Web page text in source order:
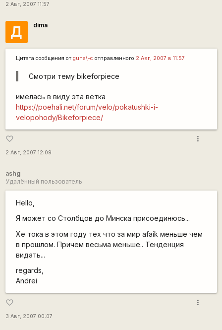
2 Авг, 2007 11:57
Д dima
Цитата сообщения от guns\-c отправленного 2 Авг, 2007 в 11:57
Смотри тему bikeforpiece
имелась в виду эта ветка
https://poehali.net/forum/velo/pokatushki-i-
velopohody/Bikeforpiece/
favorite_border
2 Авг, 2007 12:09
more_vert
ashg
Удалённый пользователь
Hello,
Я может со Столбцов до Минска присоединюсь...
Хе тока в этом году тех что за мир afaik меньше чем
в прошлом. Причем весьма меньше.. Тенденция
видать...
regards,
Andrei
favorite_border
3 Авг, 2007 00:07
more_vert